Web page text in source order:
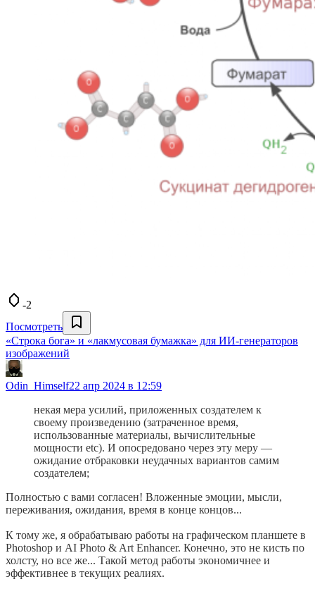
-2
Посмотреть
«Строка бога» и «лакмусовая бумажка» для ИИ-генераторов
изображений
Odin_Himself22 апр 2024 в 12:59
некая мера усилий, приложенных создателем к
своему произведению (затраченное время,
использованные материалы, вычислительные
мощности etc). И опосредовано через эту меру —
ожидание отбраковки неудачных вариантов самим
создателем;
Полностью с вами согласен! Вложенные эмоции, мысли,
переживания, ожидания, время в конце концов...
К тому же, я обрабатываю работы на графическом планшете в
Photoshop и AI Photo & Art Enhancer. Конечно, это не кисть по
холсту, но все же... Такой метод работы экономичнее и
эффективнее в текущих реалиях.